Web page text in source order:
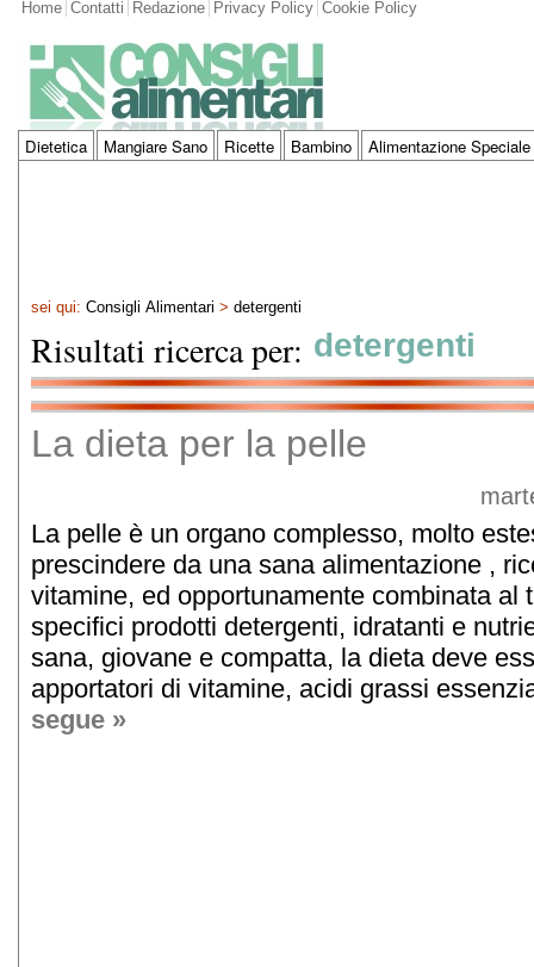
Home Contatti Redazione Privacy Policy Cookie Policy
Dietetica Mangiare Sano Ricette Bambino Alimentazione Speciale
sei qui: Consigli Alimentari > detergenti
Risultati ricerca per: detergenti
La dieta per la pelle
La pelle è un organo complesso, molto
prescindere da una sana alimentazione ,
vitamine, ed opportunamente combinata al
specifici prodotti detergenti, idratanti e
sana, giovane e compatta, la dieta deve
apportatori di vitamine, acidi grassi
segue »